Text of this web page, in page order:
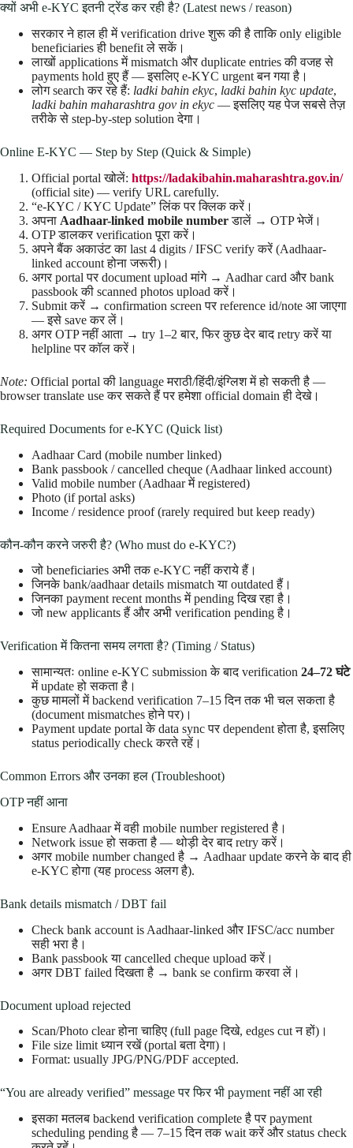
क्यों अभी e-KYC इतनी ट्रेंड कर रही है? (Latest news / reason)
सरकार ने हाल ही में verification drive शुरू की है ताकि only eligible
beneficiaries ही benefit ले सकें।
लाखों applications में mismatch और duplicate entries की वजह से
payments hold हुए हैं — इसलिए e-KYC urgent बन गया है।
लोग search कर रहे हैं: ladki bahin ekyc, ladki bahin kyc update,
ladki bahin maharashtra gov in ekyc — इसलिए यह पेज सबसे तेज़
तरीके से step-by-step solution देगा।
Online E-KYC — Step by Step (Quick & Simple)
Official portal खोलें: https://ladakibahin.maharashtra.gov.in/
(official site) — verify URL carefully.
“e-KYC / KYC Update” लिंक पर क्लिक करें।
अपना Aadhaar-linked mobile numberडालें → OTP भेजें।
OTP डालकर verification पूरा करें।
अपने बैंक अकाउंट का last 4 digits / IFSC verify करें (Aadhaar-
linked account होना जरूरी)।
अगर portal पर document upload मांगे → Aadhar card और bank
passbook की scanned photos upload करें।
Submit करें → confirmation screen पर reference id/note आ जाएगा
— इसे save कर लें।
अगर OTP नहीं आता → try 1–2 बार, फिर कुछ देर बाद retry करें या
helpline पर कॉल करें।
Note: Official portal की language मराठी/हिंदी/इंग्लिश में हो सकती है —
browser translate use कर सकते हैं पर हमेशा official domain ही देखे।
Required Documents for e-KYC (Quick list)
Aadhaar Card (mobile number linked)
Bank passbook / cancelled cheque (Aadhaar linked account)
Valid mobile number (Aadhaar में registered)
Photo (if portal asks)
Income / residence proof (rarely required but keep ready)
कौन-कौन करने जरुरी है? (Who must do e-KYC?)
जो beneficiaries अभी तक e-KYC नहीं कराये हैं।
जिनके bank/aadhaar details mismatch या outdated हैं।
जिनका payment recent months में pending दिख रहा है।
जो new applicants हैं और अभी verification pending है।
Verification में कितना समय लगता है? (Timing / Status)
सामान्यतः online e-KYC submission के बाद verification 24–72 घंटे
में update हो सकता है।
कुछ मामलों में backend verification 7–15 दिन तक भी चल सकता है
(document mismatches होने पर)।
Payment update portal के data sync पर dependent होता है, इसलिए
status periodically check करते रहें।
Common Errors और उनका हल (Troubleshoot)
OTP नहीं आना
Ensure Aadhaar में वही mobile number registered है।
Network issue हो सकता है — थोड़ी देर बाद retry करें।
अगर mobile number changed है → Aadhaar update करने के बाद ही
e-KYC होगा (यह process अलग है).
Bank details mismatch / DBT fail
Check bank account is Aadhaar-linked और IFSC/acc number
सही भरा है।
Bank passbook या cancelled cheque upload करें।
अगर DBT failed दिखता है → bank se confirm करवा लें।
Document upload rejected
Scan/Photo clear होना चाहिए (full page दिखे, edges cut न हों)।
File size limit ध्यान रखें (portal बता देगा)।
Format: usually JPG/PNG/PDF accepted.
“You are already verified” message पर फिर भी payment नहीं आ रही
इसका मतलब backend verification complete है पर payment
scheduling pending है — 7–15 दिन तक wait करें और status check